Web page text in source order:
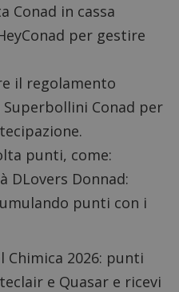
Conad in cassa
per gestire
il regolamento
Conad per
punti, come:
DLovers Donnad:
punti con i
Chimica 2026: punti
e Quasar e ricevi